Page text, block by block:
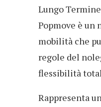
Lungo
Popmove è un
mobilità che
regole del
flessibilità
Rappresenta